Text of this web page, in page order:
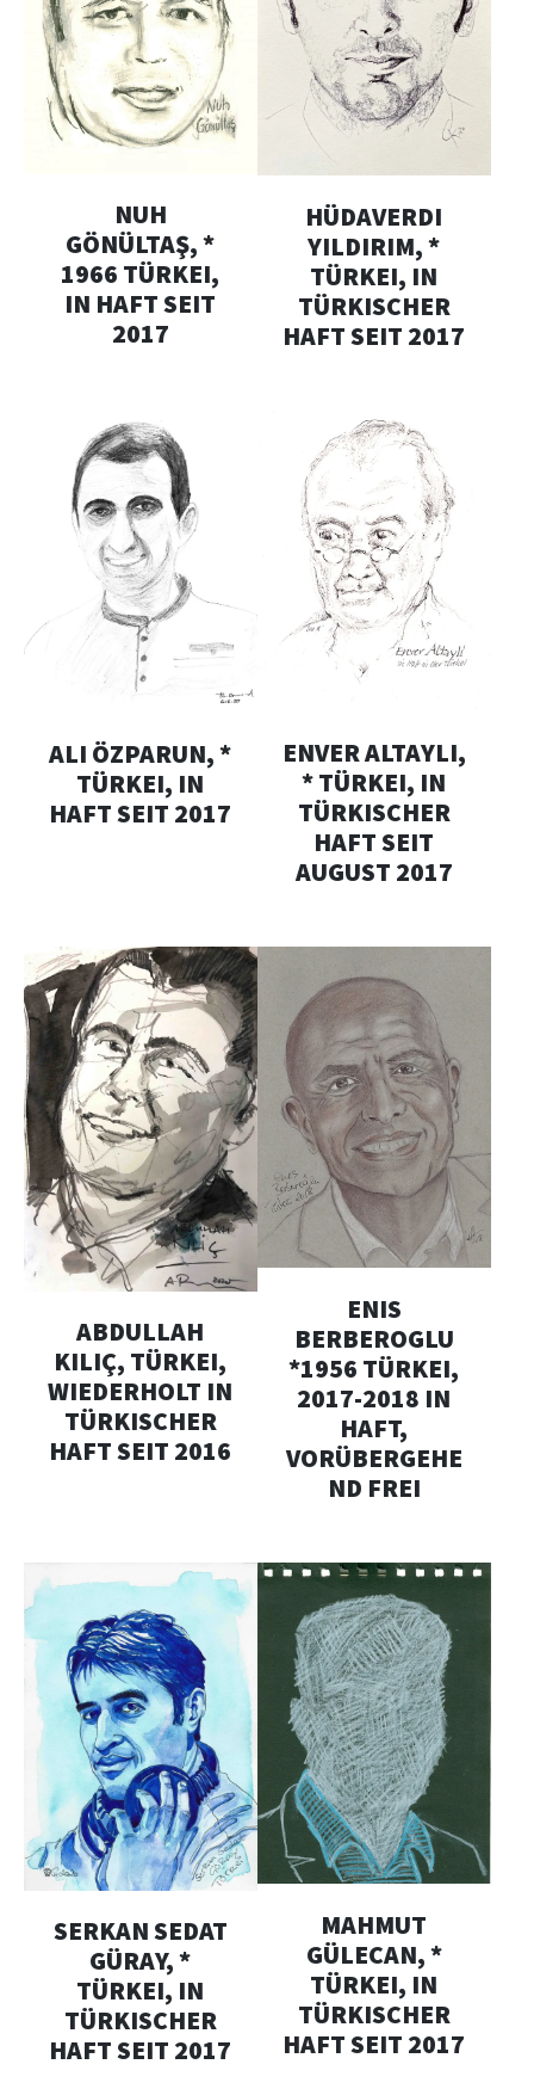
NUH
GÖNÜLTAŞ, *
1966 TÜRKEI,
IN HAFT SEIT
2017
HÜDAVERDI
YILDIRIM, *
TÜRKEI, IN
TÜRKISCHER
HAFT SEIT 2017
ALI ÖZPARUN, *
TÜRKEI, IN
HAFT SEIT 2017
ENVER ALTAYLI,
* TÜRKEI, IN
TÜRKISCHER
HAFT SEIT
AUGUST 2017
ABDULLAH
KILIÇ, TÜRKEI,
WIEDERHOLT IN
TÜRKISCHER
HAFT SEIT 2016
ENIS
BERBEROGLU
*1956 TÜRKEI,
2017-2018 IN
HAFT,
VORÜBERGEHE
ND FREI
SERKAN SEDAT
GÜRAY, *
TÜRKEI, IN
TÜRKISCHER
HAFT SEIT 2017
MAHMUT
GÜLECAN, *
TÜRKEI, IN
TÜRKISCHER
HAFT SEIT 2017